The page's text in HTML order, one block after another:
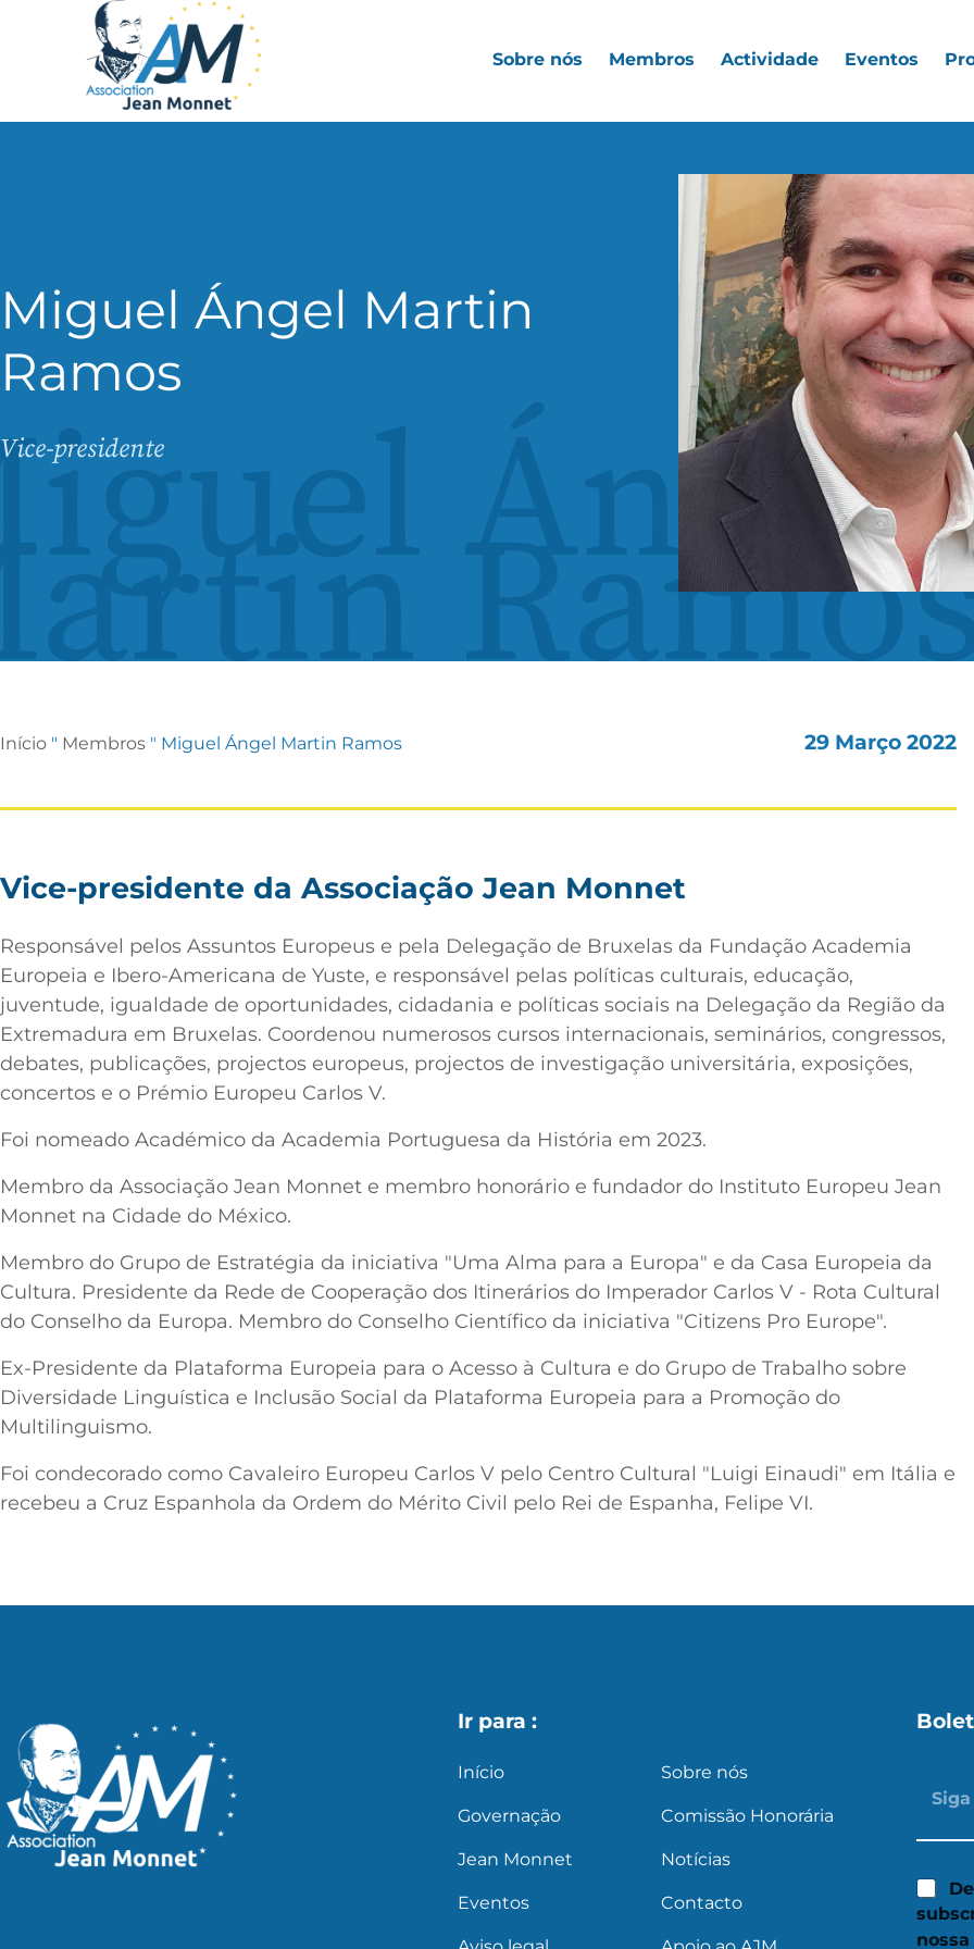
Sobre nós Membros Actividade Eventos
Miguel Ángel Martin
Ramos
Vice-presidente Ángel
Início " Membros " Miguel Ángel Martin Ramos 29 Março 2022
Vice-presidente da Associação Jean Monnet
Responsável pelos Assuntos Europeus e pela Delegação de Bruxelas da Fundação Academia
Europeia e Ibero-Americana de Yuste, e responsável pelas políticas culturais, educação,
juventude, igualdade de oportunidades, cidadania e políticas sociais na Delegação da Região da
Extremadura em Bruxelas. Coordenou numerosos cursos internacionais, seminários, congressos,
debates, publicações, projectos europeus, projectos de investigação universitária, exposições,
concertos e o Prémio Europeu Carlos V.
Foi nomeado Académico da Academia Portuguesa da História em 2023.
Membro da Associação Jean Monnet e membro honorário e fundador do Instituto Europeu Jean
Monnet na Cidade do México.
Membro do Grupo de Estratégia da iniciativa "Uma Alma para a Europa" e da Casa Europeia da
Cultura. Presidente da Rede de Cooperação dos Itinerários do Imperador Carlos V - Rota Cultural
do Conselho da Europa. Membro do Conselho Científico da iniciativa "Citizens Pro Europe".
Ex-Presidente da Plataforma Europeia para o Acesso à Cultura e do Grupo de Trabalho sobre
Diversidade Linguística e Inclusão Social da Plataforma Europeia para a Promoção do
Multilinguismo.
Foi condecorado como Cavaleiro Europeu Carlos V pelo Centro Cultural "Luigi Einaudi" em Itália e
recebeu a Cruz Espanhola da Ordem do Mérito Civil pelo Rei de Espanha, Felipe VI.
Ir para :
Início Sobre nós
Governação Comissão Honorária
Jean Monnet Notícias
Eventos Contacto
nossa